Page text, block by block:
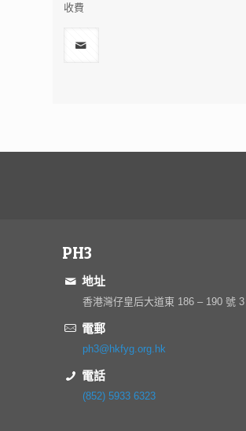
收費
PH3
地址
香港灣仔皇后大道東 186 – 190 號
電郵
ph3@hkfyg.org.hk
電話
(852) 5933 6323